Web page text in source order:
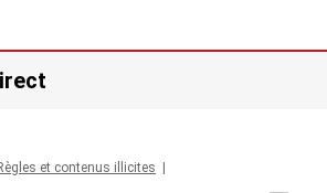
et contenus illicites